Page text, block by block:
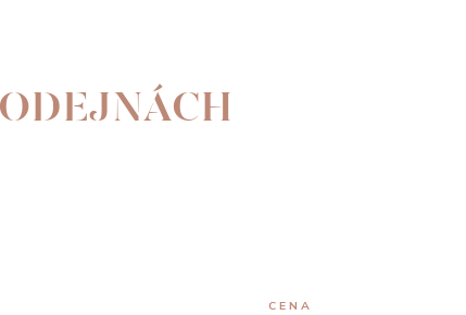
CENA